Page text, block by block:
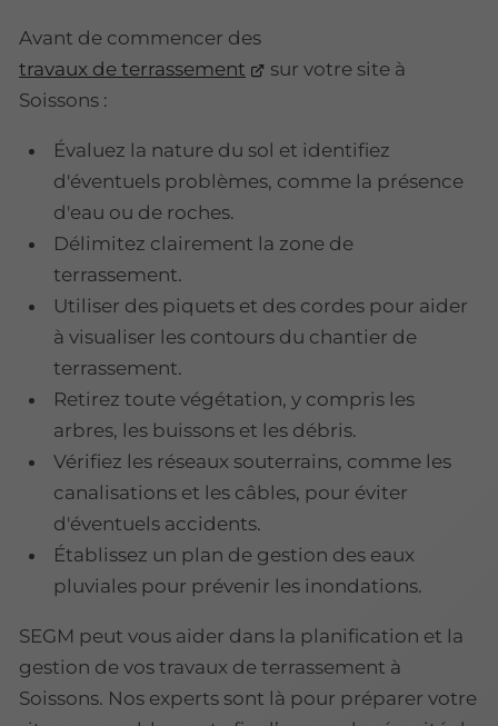
Avant de commencer des
travaux de terrassement
sur votre site à
Soissons :
Évaluez la nature du sol et identifiez
d'éventuels problèmes, comme la présence
d'eau ou de roches.
Délimitez clairement la zone de
terrassement.
Utiliser des piquets et des cordes pour aider
à visualiser les contours du chantier de
terrassement.
Retirez toute végétation, y compris les
arbres, les buissons et les débris.
Vérifiez les réseaux souterrains, comme les
canalisations et les câbles, pour éviter
d'éventuels accidents.
Établissez un plan de gestion des eaux
pluviales pour prévenir les inondations.
SEGM peut vous aider dans la planification et la
gestion de vos travaux de terrassement à
Soissons. Nos experts sont là pour préparer votre